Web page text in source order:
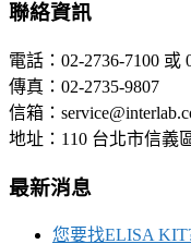
聯絡資訊
電話：02-2736-7100 或
傳真：02-2735-9807
信箱：
地址：110 台北市信義
最新消息
您要找ELISA